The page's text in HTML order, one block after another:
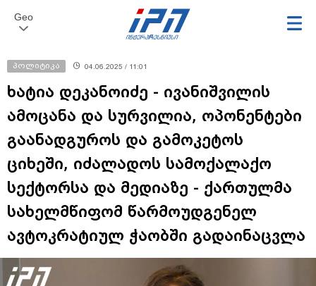
Geo
პოლიტიკა 04.06.2025 / 11:01
ხატია დეკანოიძე - ივანიშვილის
ამოცანა და სურვილია, ოპონენტები
გაანადგუროს და გამოკეტოს
ციხეში, იძალადოს სამოქალაქო
სექტორსა და მედიაზე - ქართულმა
სახელმწიფომ წარმოუდგენელ
ავტოკრატიულ ჭაობში გადაინაცვლა